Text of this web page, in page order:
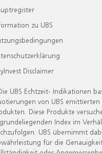
zu UBS
Disclaimer
UBS Echtzeit- Indikationen
von UBS emittierten
Diese Produkte
Index im
UBS übernimmt
für die